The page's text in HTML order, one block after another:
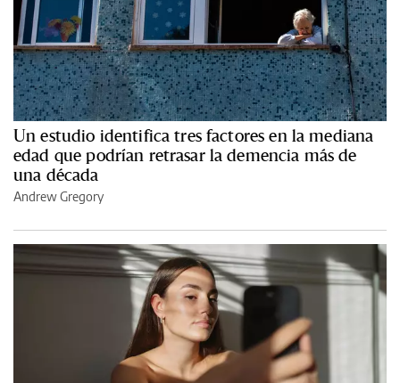
Un estudio identifica tres factores en la mediana
edad que podrían retrasar la demencia más de
una década
Andrew Gregory